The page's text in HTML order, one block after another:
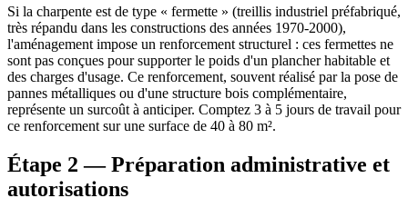
Si la charpente est de type « fermette » (treillis industriel préfabriqué,
très répandu dans les constructions des années 1970-2000),
l'aménagement impose un renforcement structurel : ces fermettes ne
sont pas conçues pour supporter le poids d'un plancher habitable et
des charges d'usage. Ce renforcement, souvent réalisé par la pose de
pannes métalliques ou d'une structure bois complémentaire,
représente un surcoût à anticiper. Comptez 3 à 5 jours de travail pour
ce renforcement sur une surface de 40 à 80 m².
Étape 2 — Préparation administrative et
autorisations